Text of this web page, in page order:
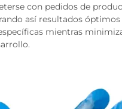
con pedidos de
así resultados óptimos
mientras